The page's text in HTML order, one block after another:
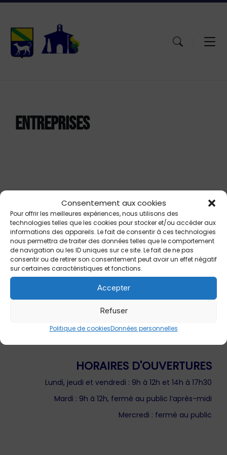
Consentement aux cookies
Pour offrir les meilleures expériences, nous utilisons des
technologies telles que les cookies pour stocker et/ou accéder aux
informations des appareils. Le fait de consentir à ces technologies
nous permettra de traiter des données telles que le comportement
de navigation ou les ID uniques sur ce site. Le fait de ne pas
consentir ou de retirer son consentement peut avoir un effet négatif
sur certaines caractéristiques et fonctions.
Accepter
Refuser
Politique de cookiesDonnées personnelles
Aller
Passer
navigation
principale
Atteindre
page
ENTREPRISES
MAIRIE DE SAINT-ESTÈVE-JANSON
86 boulevard des Écoles
13610 Saint-Estève-Janson
04 42 61 97 03
mairie.sej@saint-esteve-janson.com
HORAIRES D'OUVERTURES
Lundi, jeudi et vendredi : 9h à 12h et 14h à 17h30
Mardi : 9h à 12h, fermé au public l’après-midi
Mercredi : fermé au public